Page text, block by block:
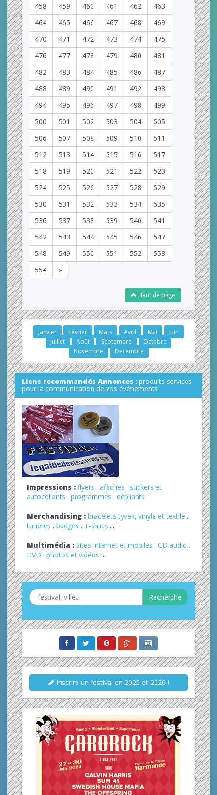
458 459 460 461 462
463
464
465 466 467 468
469
470
471 472 473 474
475
476
477 478 479 480
481
482
483 484 485 486
487
488
489 490 491 492
493
494
495 496 497 498
499
500
501 502 503 504
505
506
507 508 509 510
511
512
513 514 515 516
517
518
519 520 521 522
523
524
525 526 527 528
529
530
531 532 533 534
535
536
537 538 539 540
541
542
543 544 545 546
547
548
549 550 551 552
553
554
»
Haut de page
Janvier Février Mars Avril Mai
Juin
Juillet
Août Septembre
Octobre
Novembre
Decembre
Liens recommandés Annonces : produits services
pour la communication de vos événements
Impressions : flyers . affiches . stickers et
autocollants . programmes . dépliants
Merchandising : bracelets tyvek, vinyle et textile .
lanières . badges . T-shirts ...
Multimédia : Sites Internet et mobiles . CD audio .
DVD . photos et vidéos ...
Recherche
Inscrire un festival en 2025 et 2026 !